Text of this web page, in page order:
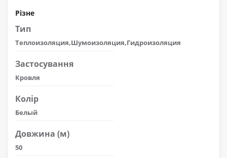
Різне
Тип
Теплоизоляция,Шумоизоляция,Гидроизоляция
Застосування
Кровля
Колір
Белый
Довжина (м)
50